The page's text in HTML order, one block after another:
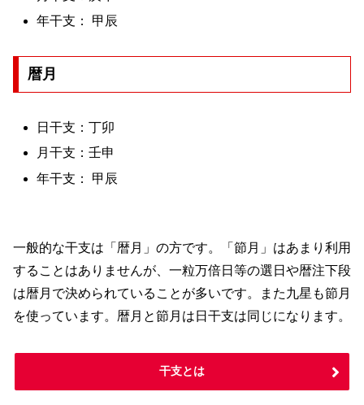
年干支： 甲辰
暦月
日干支：丁卯
月干支：壬申
年干支： 甲辰
一般的な干支は「暦月」の方です。「節月」はあまり利用
することはありませんが、一粒万倍日等の選日や暦注下段
は暦月で決められていることが多いです。また九星も節月
を使っています。暦月と節月は日干支は同じになります。
干支とは